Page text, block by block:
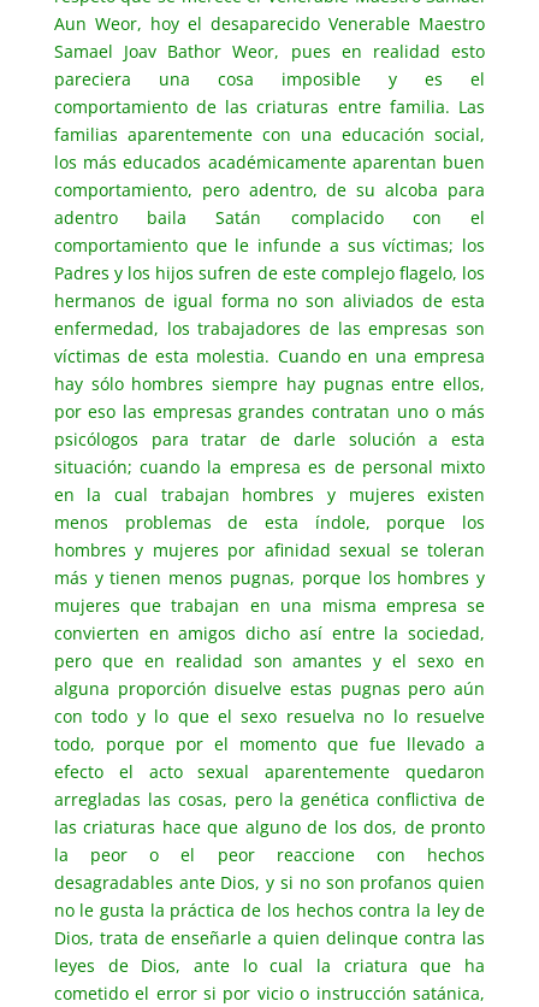
Aun Weor, hoy el desaparecido Venerable Maestro
Samael Joav Bathor Weor, pues en realidad esto
pareciera una cosa imposible y es el
comportamiento de las criaturas entre familia. Las
familias aparentemente con una educación social,
los más educados académicamente aparentan buen
comportamiento, pero adentro, de su alcoba para
adentro baila Satán complacido con el
comportamiento que le infunde a sus víctimas; los
Padres y los hijos sufren de este complejo flagelo, los
hermanos de igual forma no son aliviados de esta
enfermedad, los trabajadores de las empresas son
víctimas de esta molestia. Cuando en una empresa
hay sólo hombres siempre hay pugnas entre ellos,
por eso las empresas grandes contratan uno o más
psicólogos para tratar de darle solución a esta
situación; cuando la empresa es de personal mixto
en la cual trabajan hombres y mujeres existen
menos problemas de esta índole, porque los
hombres y mujeres por afinidad sexual se toleran
más y tienen menos pugnas, porque los hombres y
mujeres que trabajan en una misma empresa se
convierten en amigos dicho así entre la sociedad,
pero que en realidad son amantes y el sexo en
alguna proporción disuelve estas pugnas pero aún
con todo y lo que el sexo resuelva no lo resuelve
todo, porque por el momento que fue llevado a
efecto el acto sexual aparentemente quedaron
arregladas las cosas, pero la genética conflictiva de
las criaturas hace que alguno de los dos, de pronto
la peor o el peor reaccione con hechos
desagradables ante Dios, y si no son profanos quien
no le gusta la práctica de los hechos contra la ley de
Dios, trata de enseñarle a quien delinque contra las
leyes de Dios, ante lo cual la criatura que ha
cometido el error si por vicio o instrucción satánica,